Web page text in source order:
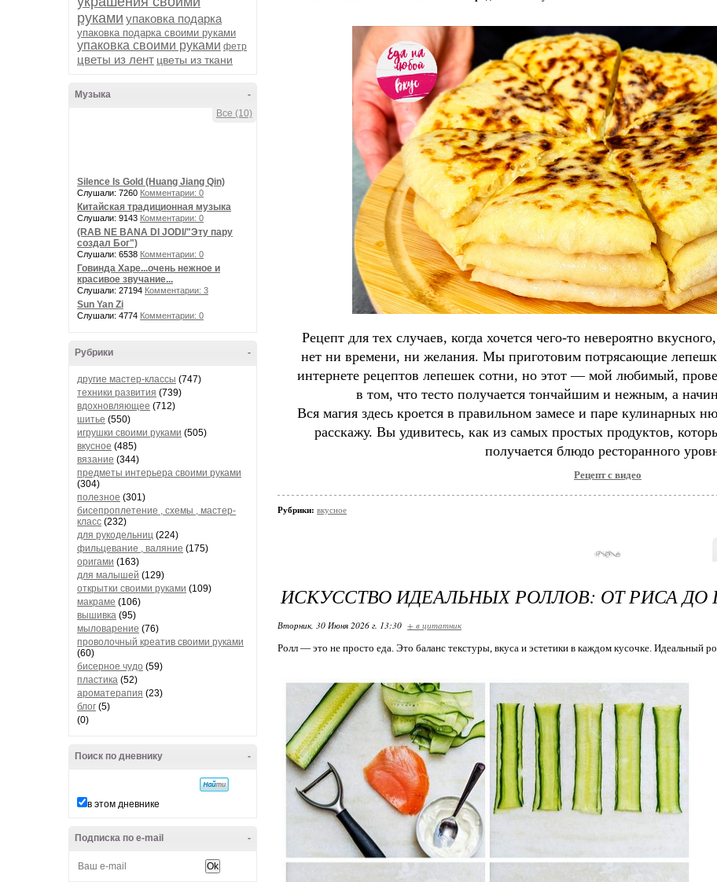
руками упаковка подарка
упаковка подарка своими руками
упаковка своими руками фетр
цветы из лент цветы из ткани
-
Музыка
Все (10)
Silence Is Gold (Huang Jiang Qin)
Слушали: 7260 Комментарии: 0
Китайская традиционная музыка
Слушали: 9143 Комментарии: 0
(RAB NE BANA DI JODI/"Эту пару
создал Бог")
Слушали: 6538 Комментарии: 0
Говинда Харе...очень нежное и
красивое звучание...
Слушали: 27194 Комментарии: 3
Sun Yan Zi
Слушали: 4774 Комментарии: 0
-
Рубрики
другие мастер-классы (747)
техники развития (739)
вдохновляющее (712)
шитье (550)
игрушки своими руками (505)
вкусное (485)
вязание (344)
предметы интерьера своими руками
(304)
полезное (301)
бисепроплетение , схемы , мастер-
класс (232)
для рукодельниц (224)
фильцевание , валяние (175)
оригами (163)
для малышей (129)
открытки своими руками (109)
макраме (106)
вышивка (95)
мыловарение (76)
проволочный креатив своими руками
(60)
бисерное чудо (59)
пластика (52)
ароматерапия (23)
блог (5)
(0)
-
Поиск по дневнику
в этом дневнике
-
Подписка по e-mail
Рецепт для тех случаев, когда хочется чего-то невероятно
нет ни времени, ни желания. Мы приготовим потрясающие
интернете рецептов лепешек сотни, но этот — мой любимый,
в том, что тесто получается тончайшим и нежным, а
Вся магия здесь кроется в правильном замесе и паре кулинарных
расскажу. Вы удивитесь, как из самых простых продуктов,
получается блюдо ресторанного
Рецепт с видео
Рубрики: вкусное
ИСКУССТВО ИДЕАЛЬНЫХ РОЛЛОВ: ОТ РИСА ДО
Вторник, 30 Июня 2026 г. 13:30 + в цитатник
Ролл — это не просто еда. Это баланс текстуры, вкуса и эстетики в каждом кусочке. Идеальный